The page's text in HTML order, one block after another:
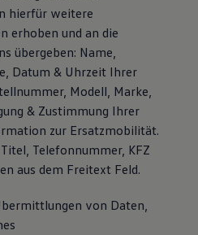
hierfür weitere
erhoben und an die
übergeben: Name,
Datum & Uhrzeit Ihrer
Modell, Marke,
& Zustimmung Ihrer
zur Ersatzmobilität.
Telefonnummer, KFZ
aus dem Freitext Feld.
von Daten,